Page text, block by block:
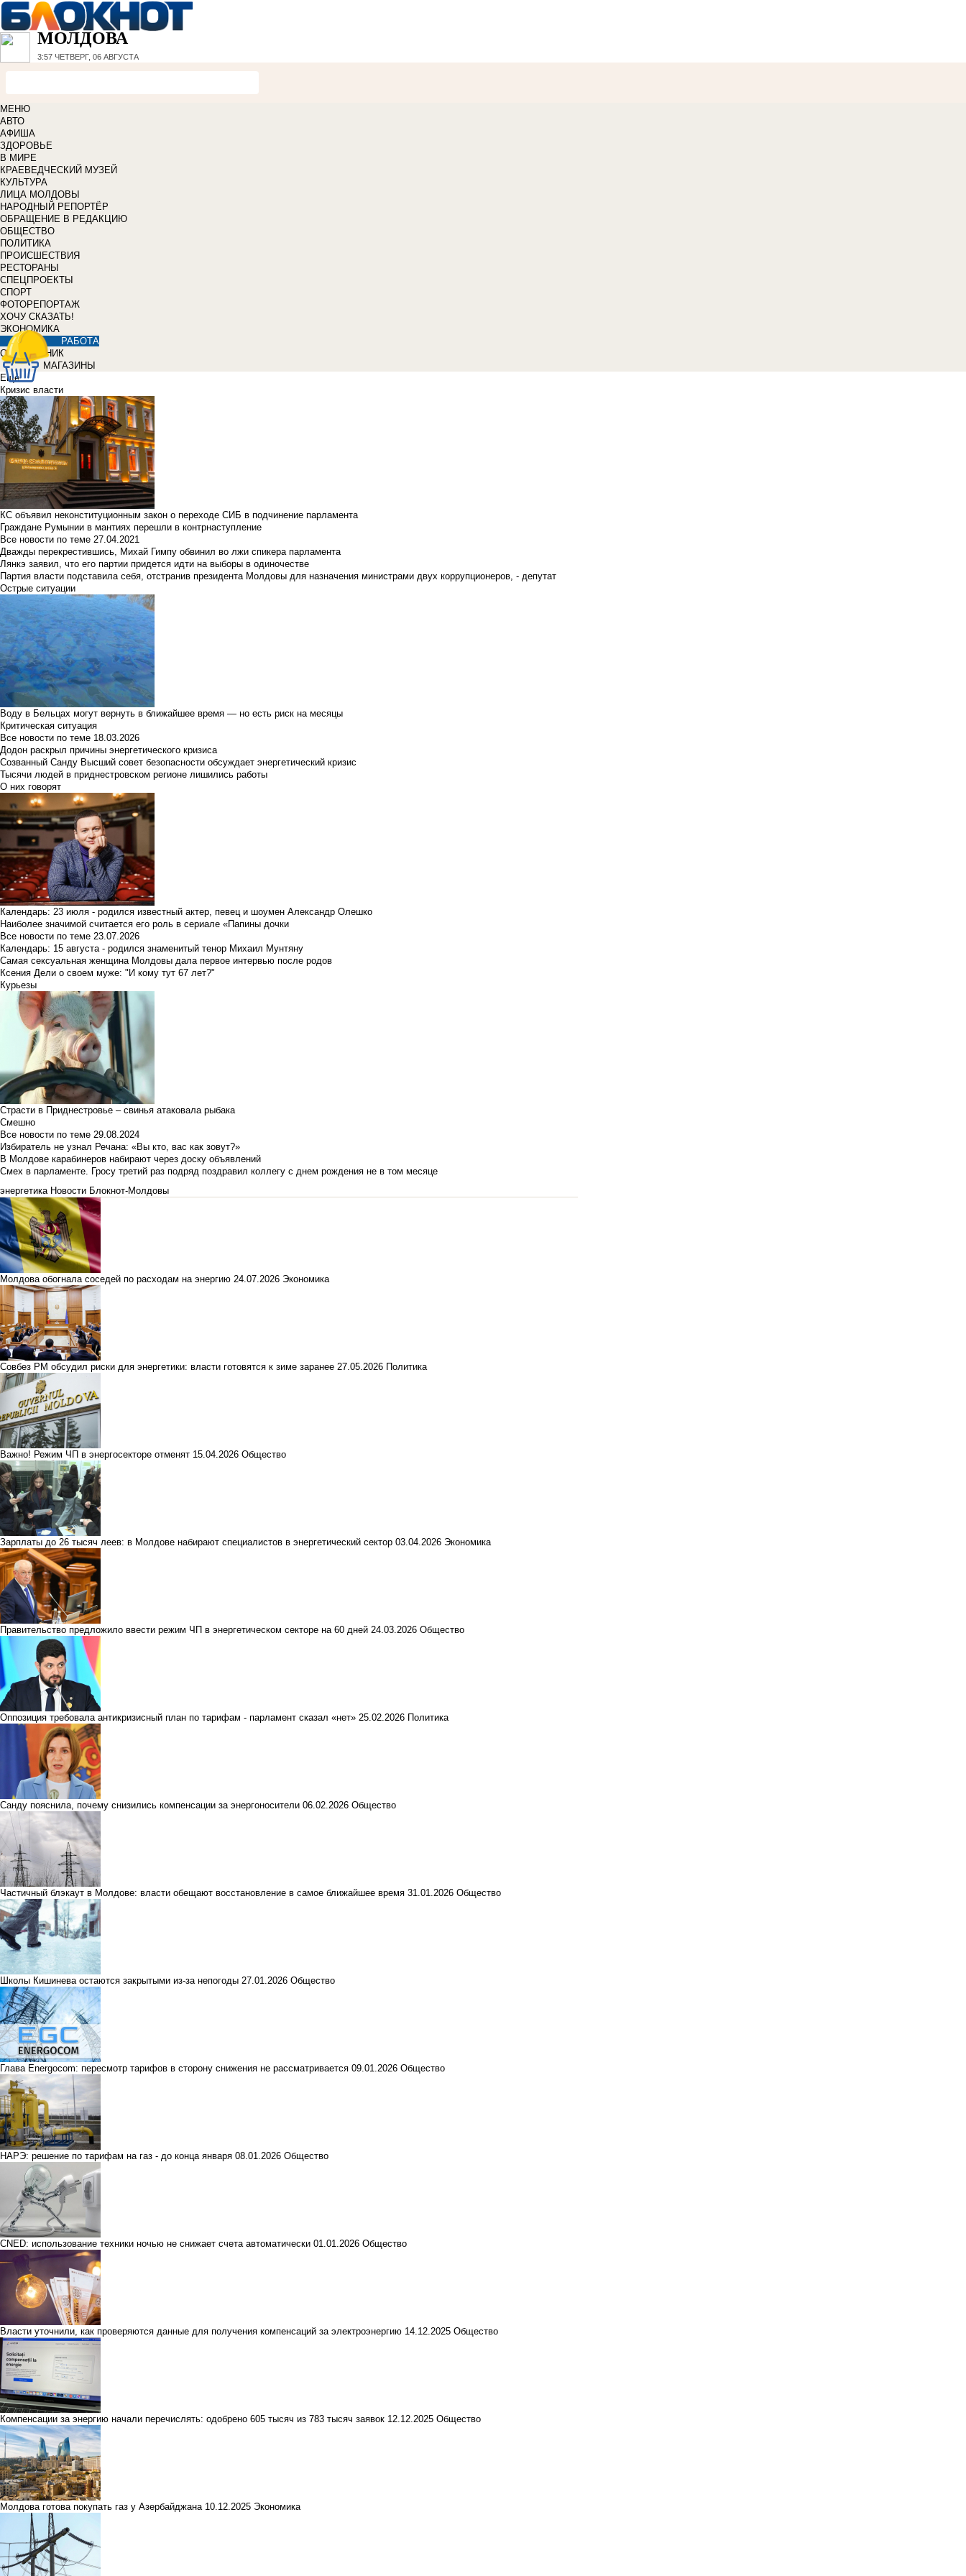
МОЛДОВА
3:57 ЧЕТВЕРГ, 06 АВГУСТА
МЕНЮ
АВТО
АФИША
ЗДОРОВЬЕ
В МИРЕ
КРАЕВЕДЧЕСКИЙ МУЗЕЙ
КУЛЬТУРА
ЛИЦА МОЛДОВЫ
НАРОДНЫЙ РЕПОРТЁР
ОБРАЩЕНИЕ В РЕДАКЦИЮ
ОБЩЕСТВО
ПОЛИТИКА
ПРОИСШЕСТВИЯ
РЕСТОРАНЫ
СПЕЦПРОЕКТЫ
СПОРТ
ФОТОРЕПОРТАЖ
ХОЧУ СКАЗАТЬ!
ЭКОНОМИКА
РАБОТА
СПРАВОЧНИК
МАГАЗИНЫ
Еще
Кризис власти
КС объявил неконституционным закон о переходе СИБ в подчинение парламента
Граждане Румынии в мантиях перешли в контрнаступление
Все новости по теме 27.04.2021
Дважды перекрестившись, Михай Гимпу обвинил во лжи спикера парламента
Лянкэ заявил, что его партии придется идти на выборы в одиночестве
Партия власти подставила себя, отстранив президента Молдовы для назначения министрами двух коррупционеров, - депутат
Острые ситуации
Воду в Бельцах могут вернуть в ближайшее время — но есть риск на месяцы
Критическая ситуация
Все новости по теме 18.03.2026
Додон раскрыл причины энергетического кризиса
Созванный Санду Высший совет безопасности обсуждает энергетический кризис
Тысячи людей в приднестровском регионе лишились работы
О них говорят
Календарь: 23 июля - родился известный актер, певец и шоумен Александр Олешко
Наиболее значимой считается его роль в сериале «Папины дочки
Все новости по теме 23.07.2026
Календарь: 15 августа - родился знаменитый тенор Михаил Мунтяну
Самая сексуальная женщина Молдовы дала первое интервью после родов
Ксения Дели о своем муже: "И кому тут 67 лет?"
Курьезы
Страсти в Приднестровье – свинья атаковала рыбака
Смешно
Все новости по теме 29.08.2024
Избиратель не узнал Речана: «Вы кто, вас как зовут?»
В Молдове карабинеров набирают через доску объявлений
Смех в парламенте. Гросу третий раз подряд поздравил коллегу с днем рождения не в том месяце
энергетика Новости Блокнот-Молдовы
Молдова обогнала соседей по расходам на энергию 24.07.2026 Экономика
Совбез РМ обсудил риски для энергетики: власти готовятся к зиме заранее 27.05.2026 Политика
Важно! Режим ЧП в энергосекторе отменят 15.04.2026 Общество
Зарплаты до 26 тысяч леев: в Молдове набирают специалистов в энергетический сектор 03.04.2026 Экономика
Правительство предложило ввести режим ЧП в энергетическом секторе на 60 дней 24.03.2026 Общество
Оппозиция требовала антикризисный план по тарифам - парламент сказал «нет» 25.02.2026 Политика
Санду пояснила, почему снизились компенсации за энергоносители 06.02.2026 Общество
Частичный блэкаут в Молдове: власти обещают восстановление в самое ближайшее время 31.01.2026 Общество
Школы Кишинева остаются закрытыми из-за непогоды 27.01.2026 Общество
Глава Energocom: пересмотр тарифов в сторону снижения не рассматривается 09.01.2026 Общество
НАРЭ: решение по тарифам на газ - до конца января 08.01.2026 Общество
CNED: использование техники ночью не снижает счета автоматически 01.01.2026 Общество
Власти уточнили, как проверяются данные для получения компенсаций за электроэнергию 14.12.2025 Общество
Компенсации за энергию начали перечислять: одобрено 605 тысяч из 783 тысяч заявок 12.12.2025 Общество
Молдова готова покупать газ у Азербайджана 10.12.2025 Экономика